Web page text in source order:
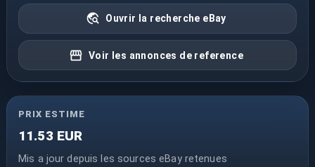
Ouvrir la recherche eBay
Voir les annonces de reference
PRIX ESTIME
11.53 EUR
Mis a jour depuis les sources eBay retenues